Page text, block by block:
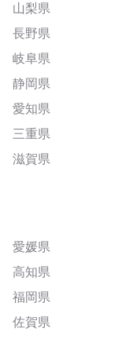
山梨県
長野県
岐阜県
静岡県
愛知県
三重県
滋賀県
愛媛県
高知県
福岡県
佐賀県